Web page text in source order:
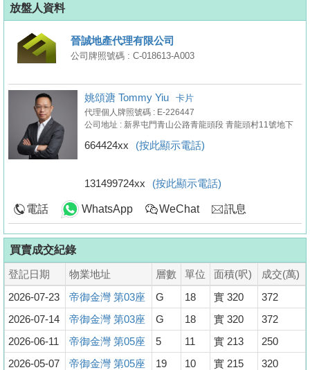
放盤人資料
晉誠地產代理有限公司
公司牌照號碼 : C-018613-A003
姚頌溏 Tommy Yiu 卡片
代理個人牌照號碼 : E-226447
公司地址 : 新界屯門青山公路青龍頭段 青龍頭村11號地下
664424xx (按此顯示電話)
131499724xx (按此顯示電話)
電話 WhatsApp WeChat 訊息
買賣成交紀錄
登記日期 物業地址 層數 單位 面積(呎)
成交(萬)
2026-07-23
帝御金灣 第03座 G 18 實 320
372
2026-07-14
帝御金灣 第03座 G 18 實 320
372
2026-06-11
帝御金灣 第05座 5 11 實 213
250
2026-05-07
帝御金灣 第05座 19 10 實 215
320